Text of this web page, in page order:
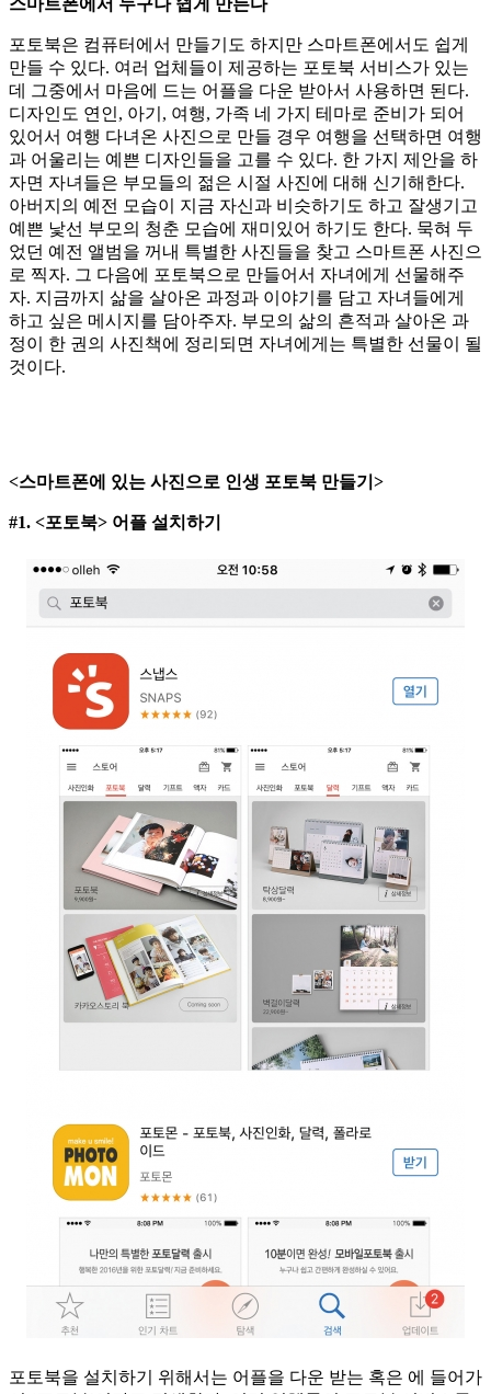
스마트폰에서 누구나 쉽게 만든다
포토북은 컴퓨터에서 만들기도 하지만 스마트폰에서도 쉽게
만들 수 있다. 여러 업체들이 제공하는 포토북 서비스가 있는
데 그중에서 마음에 드는 어플을 다운 받아서 사용하면 된다.
디자인도 연인, 아기, 여행, 가족 네 가지 테마로 준비가 되어
있어서 여행 다녀온 사진으로 만들 경우 여행을 선택하면 여행
과 어울리는 예쁜 디자인들을 고를 수 있다. 한 가지 제안을 하
자면 자녀들은 부모들의 젊은 시절 사진에 대해 신기해한다.
아버지의 예전 모습이 지금 자신과 비슷하기도 하고 잘생기고
예쁜 낯선 부모의 청춘 모습에 재미있어 하기도 한다. 묵혀 두
었던 예전 앨범을 꺼내 특별한 사진들을 찾고 스마트폰 사진으
로 찍자. 그 다음에 포토북으로 만들어서 자녀에게 선물해주
자. 지금까지 삶을 살아온 과정과 이야기를 담고 자녀들에게
하고 싶은 메시지를 담아주자. 부모의 삶의 흔적과 살아온 과
정이 한 권의 사진책에 정리되면 자녀에게는 특별한 선물이 될
것이다.
<스마트폰에 있는 사진으로 인생 포토북 만들기>
#1. <포토북> 어플 설치하기
포토북을 설치하기 위해서는 어플을 다운 받는 혹은 에 들어가